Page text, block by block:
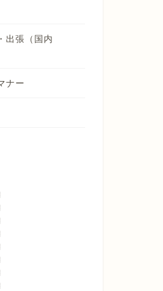
出張（国内
ナー